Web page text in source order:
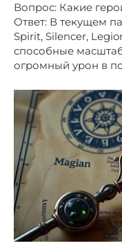
Вопрос: Какие
Ответ: В текущем
Spirit, Silencer,
способные
огромный урон в